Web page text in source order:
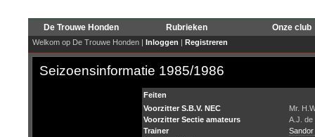
De Trouwe Honden Rubrieken Onze club
Welkom op De Trouwe Honden | Inloggen | Registreren
Seizoensinformatie 1985/1986
Feiten
Voorzitter S.B.V. NEC
Mr.
Voorzitter Sectie amateurs
A.J. de
Trainer